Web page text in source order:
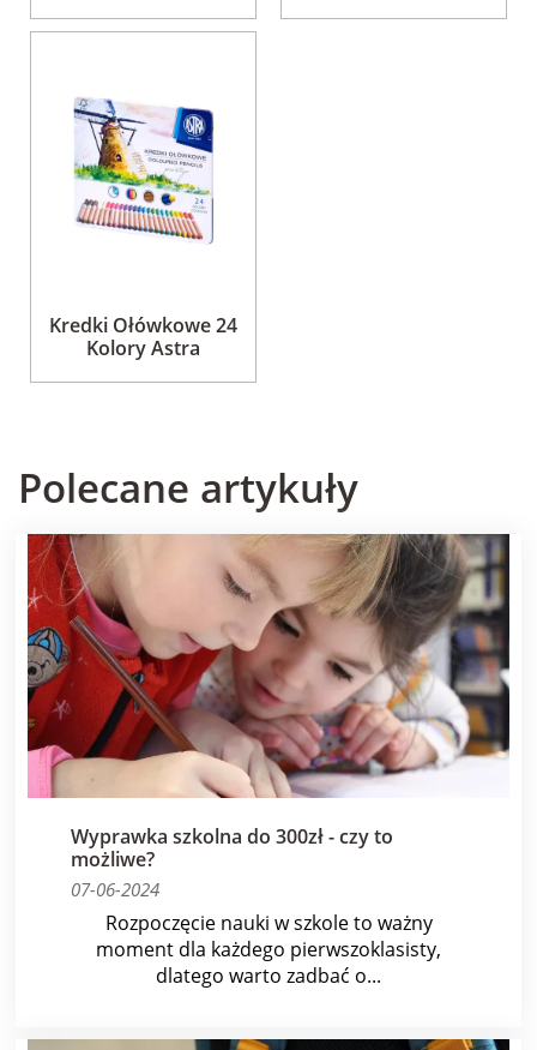
Kredki Ołówkowe 24
Kolory Astra
Polecane artykuły
Wyprawka szkolna do 300zł - czy to
możliwe?
07-06-2024
Rozpoczęcie nauki w szkole to ważny
moment dla każdego pierwszoklasisty,
dlatego warto zadbać o...